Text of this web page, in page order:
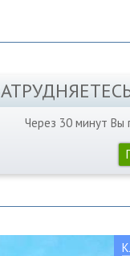
Через 30 минут Вы